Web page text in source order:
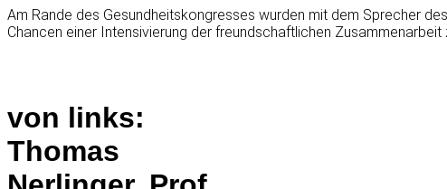
Am Rande des Gesundheitskongresses wurden mit dem Sprecher des
Chancen einer Intensivierung der freundschaftlichen
von links:
Thomas